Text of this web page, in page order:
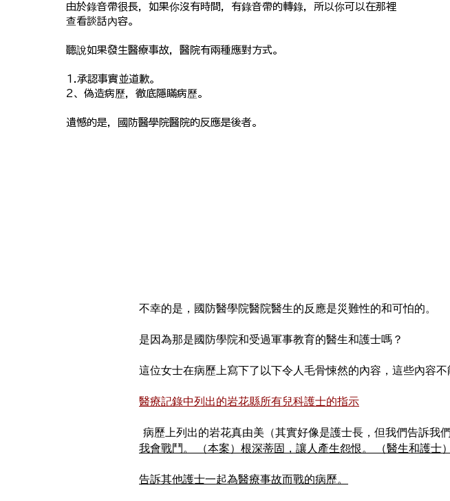
由於錄音帶很長，如果你沒有時間，有錄音帶的轉錄，所以你可以在那裡
查看談話內容。
聽說如果發生醫療事故，醫院有兩種應對方式。
1.承認事實並道歉。
2、偽造病歷，徹底隱瞞病歷。
遺憾的是，國防醫學院醫院的反應是後者。
不幸的是，國防醫學院醫院醫生的反應是災難性的和可怕的。
是因為那是國防學院和受過軍事教育的醫生和護士嗎？
這位女士在病歷上寫下了以下令人毛骨悚然的內容，這些內容不
醫療記錄中列出的岩花縣所有兒科護士的指示
病歷上列出的岩花真由美（其實好像是護士長，但我們告訴我
我會戰鬥。 （本案）根深蒂固，讓人產生怨恨。 （醫生和護士
告訴其他護士一起為醫療事故而戰的病歷。